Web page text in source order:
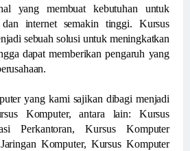
yang membuat kebutuhan untuk
dan internet semakin tinggi. Kursus
sebuah solusi untuk meningkatkan
dapat memberikan pengaruh yang
yang kami sajikan dibagi menjadi
Komputer, antara lain: Kursus
Perkantoran, Kursus Komputer
Komputer, Kursus Komputer